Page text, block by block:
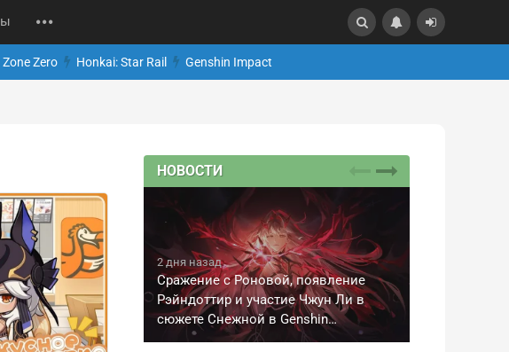
Zero Honkai: Star Rail Genshin Impact
НОВОСТИ
2 дня назад
Сражение с Роновой, появление
Рэйндоттир и участие Чжун Ли в
сюжете Снежной в Genshin…